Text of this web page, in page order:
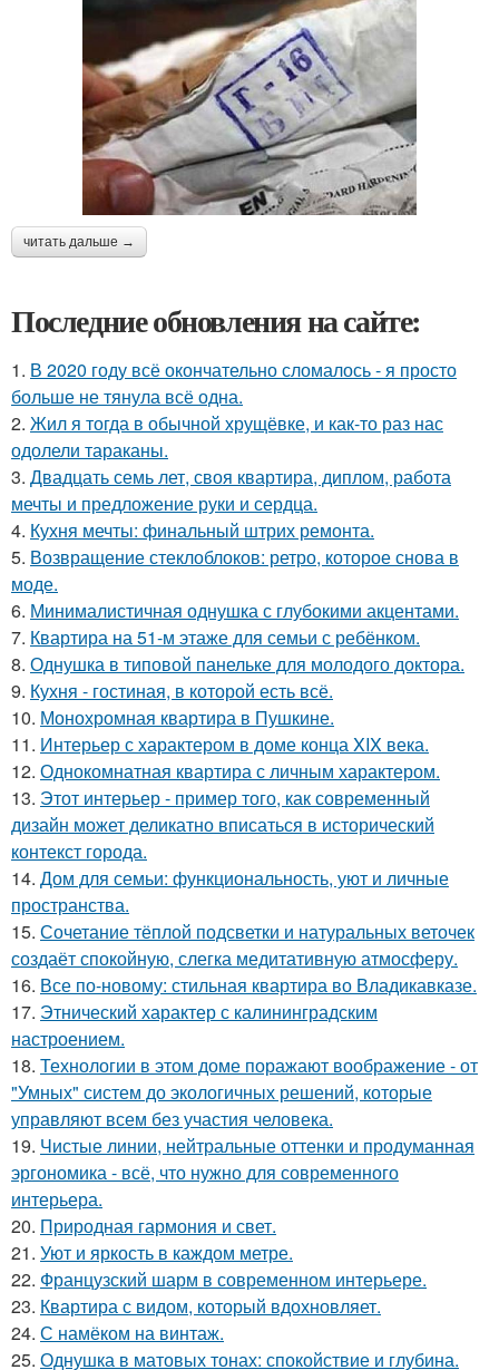
читать дальше →
Последние обновления на сайте:
1. В 2020 году всё окончательно сломалось - я просто
больше не тянула всё одна.
2. Жил я тогда в обычной хрущёвке, и как-то раз нас
одолели тараканы.
3. Двадцать семь лет, своя квартира, диплом, работа
мечты и предложение руки и сердца.
4. Кухня мечты: финальный штрих ремонта.
5. Возвращение стеклоблоков: ретро, которое снова в
моде.
6. Минималистичная однушка с глубокими акцентами.
7. Квартира на 51-м этаже для семьи с ребёнком.
8. Однушка в типовой панельке для молодого доктора.
9. Кухня - гостиная, в которой есть всё.
10. Монохромная квартира в Пушкине.
11. Интерьер с характером в доме конца XIX века.
12. Однокомнатная квартира с личным характером.
13. Этот интерьер - пример того, как современный
дизайн может деликатно вписаться в исторический
контекст города.
14. Дом для семьи: функциональность, уют и личные
пространства.
15. Сочетание тёплой подсветки и натуральных веточек
создаёт спокойную, слегка медитативную атмосферу.
16. Все по-новому: стильная квартира во Владикавказе.
17. Этнический характер с калининградским
настроением.
18. Технологии в этом доме поражают воображение - от
"Умных" систем до экологичных решений, которые
управляют всем без участия человека.
19. Чистые линии, нейтральные оттенки и продуманная
эргономика - всё, что нужно для современного
интерьера.
20. Природная гармония и свет.
21. Уют и яркость в каждом метре.
22. Французский шарм в современном интерьере.
23. Квартира с видом, который вдохновляет.
24. С намёком на винтаж.
25. Однушка в матовых тонах: спокойствие и глубина.